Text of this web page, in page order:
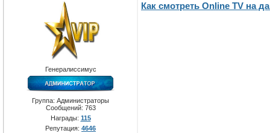
Генералиссимус
Группа: Администраторы
Сообщений: 763
Награды: 115
Репутация: 4646
Как смотреть Оnline TV на